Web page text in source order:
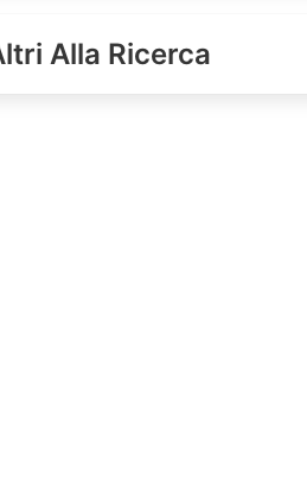
Alla Ricerca